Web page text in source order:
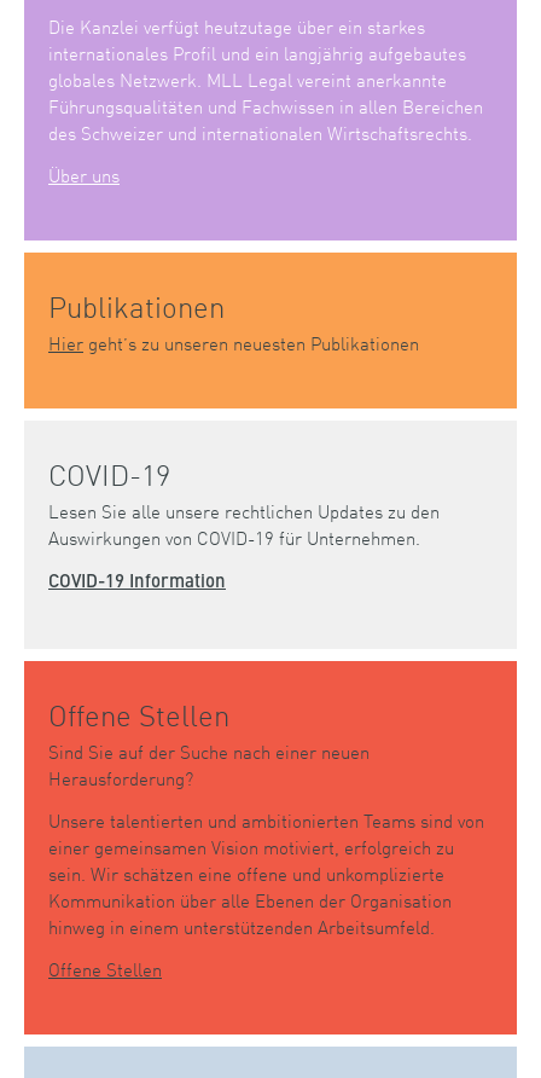
Die Kanzlei verfügt heutzutage über ein starkes
internationales Profil und ein langjährig aufgebautes
globales Netzwerk. MLL Legal vereint anerkannte
Führungsqualitäten und Fachwissen in allen Bereichen
des Schweizer und internationalen Wirtschaftsrechts.
Über uns
Publikationen
Hier geht’s zu unseren neuesten Publikationen
COVID-19
Lesen Sie alle unsere rechtlichen Updates zu den
Auswirkungen von COVID-19 für Unternehmen.
COVID-19 Information
Offene Stellen
Sind Sie auf der Suche nach einer neuen
Herausforderung?
Unsere talentierten und ambitionierten Teams sind von
einer gemeinsamen Vision motiviert, erfolgreich zu
sein. Wir schätzen eine offene und unkomplizierte
Kommunikation über alle Ebenen der Organisation
hinweg in einem unterstützenden Arbeitsumfeld.
Offene Stellen